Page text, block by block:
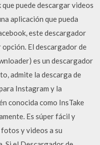
puede descargar videos
aplicación que pueda
este descargador
El descargador de
es un descargador
admite la descarga de
Instagram y la
conocida como InsTake
Es súper fácil y
y videos a su